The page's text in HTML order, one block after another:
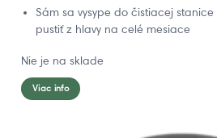
Sám sa vysype do čistiacej
pustiť z hlavy na celé mesiace
Nie je na sklade
Viac info